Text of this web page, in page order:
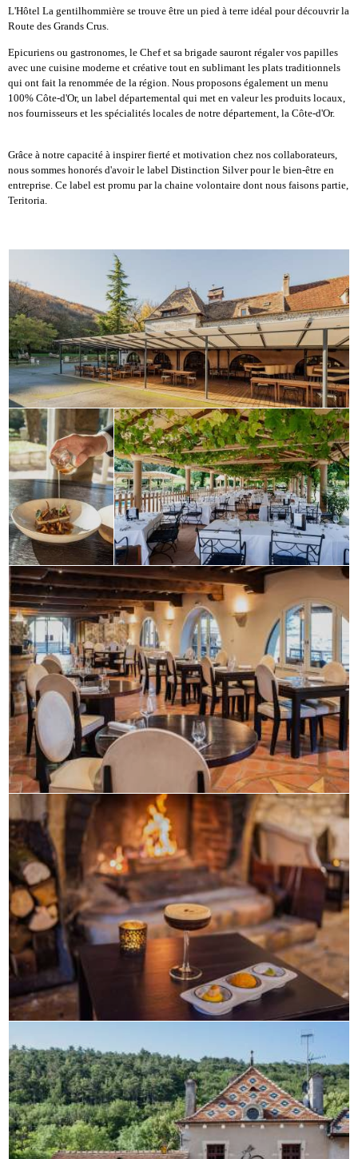
L'Hôtel La gentilhommière se trouve être un pied à terre idéal pour découvrir la
Route des Grands Crus.
Epicuriens ou gastronomes, le Chef et sa brigade sauront régaler vos papilles
avec une cuisine moderne et créative tout en sublimant les plats traditionnels
qui ont fait la renommée de la région. Nous proposons également un menu
100% Côte-d'Or, un label départemental qui met en valeur les produits locaux,
nos fournisseurs et les spécialités locales de notre département, la Côte-d'Or.
Grâce à notre capacité à inspirer fierté et motivation chez nos collaborateurs,
nous sommes honorés d'avoir le label Distinction Silver pour le bien-être en
entreprise. Ce label est promu par la chaine volontaire dont nous faisons partie,
Teritoria.